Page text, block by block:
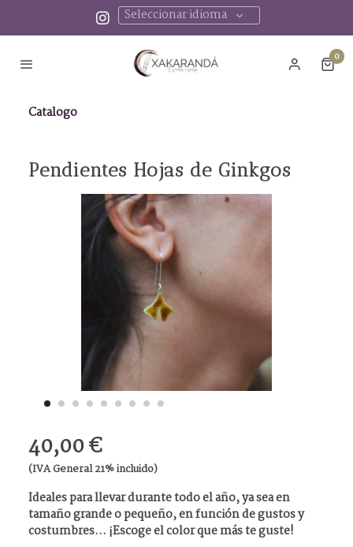
Seleccionar idioma
0
Catalogo
Pendientes Hojas de Ginkgos
40,00 €
(IVA General 21% incluido)
Ideales para llevar durante todo el año, ya sea en
tamaño grande o pequeño, en función de gustos y
costumbres… ¡Escoge el color que más te guste!